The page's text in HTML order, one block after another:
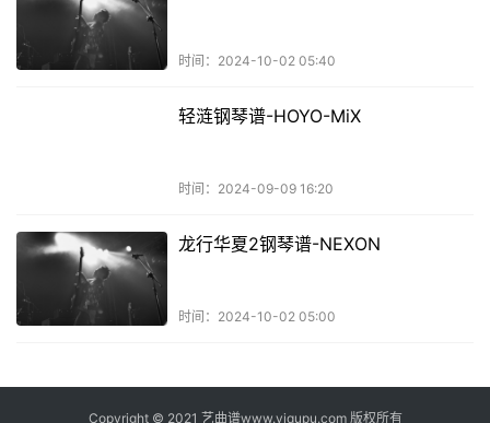
时间：2024-10-02 05:40
轻涟钢琴谱-HOYO-MiX
时间：2024-09-09 16:20
龙行华夏2钢琴谱-NEXON
时间：2024-10-02 05:00
Copyright © 2021 艺曲谱www.yiqupu.com 版权所有